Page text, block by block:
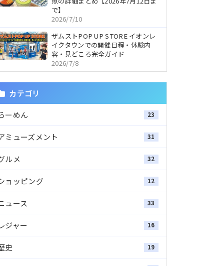
で】
2026/7/10
ザムストPOP UP STORE イオンレ
イクタウンでの開催日程・体験内
容・見どころ完全ガイド
2026/7/8
カテゴリ
ーめん 23
ミューズメント 31
ルメ 32
ョッピング 12
ュース 33
ジャー 16
史 19